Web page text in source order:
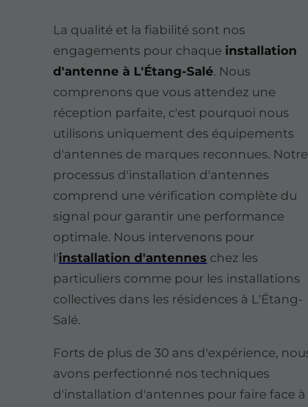
La qualité et la fiabilité sont nos
engagements pour chaque installation
d'antenne à L'Étang-Salé. Nous
comprenons que vous attendez une
réception parfaite, c'est pourquoi nous
utilisons uniquement des équipements
d'antennes de marques reconnues. Notre
processus d'installation d'antennes
comprend une vérification complète du
signal pour garantir une performance
optimale. Nous intervenons pour
l'installation d'antennes chez les
particuliers comme pour les installations
collectives dans les résidences à L'Étang-
Salé.
Forts de plus de 30 ans d'expérience,
avons perfectionné nos techniques
d'installation d'antennes pour faire face à